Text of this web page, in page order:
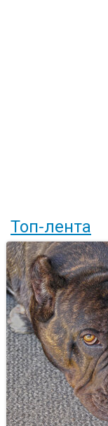
Топ-лента